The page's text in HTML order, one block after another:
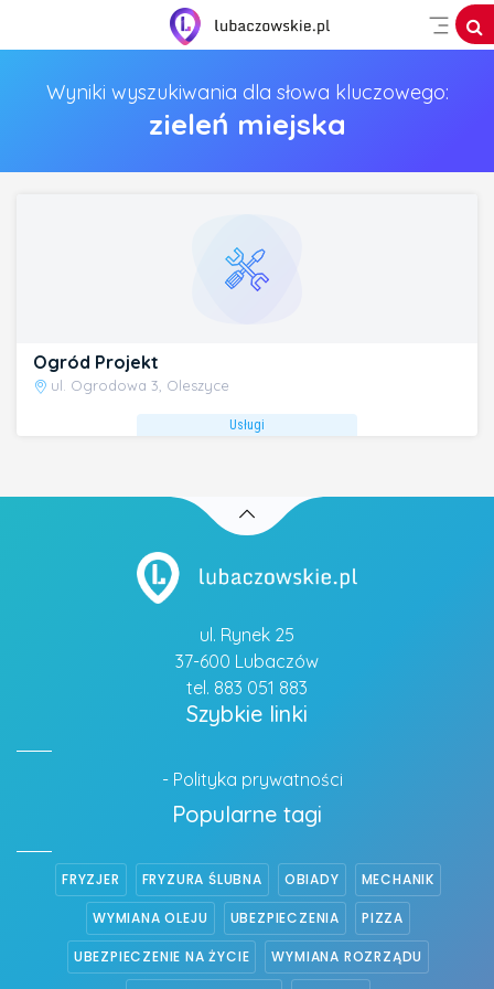
Wyniki wyszukiwania dla słowa kluczowego:
zieleń miejska
Ogród Projekt
ul. Ogrodowa 3, Oleszyce
Usługi
ul. Rynek 25
37-600 Lubaczów
tel. 883 051 883
Szybkie linki
- Polityka prywatności
Popularne tagi
FRYZJER FRYZURA ŚLUBNA OBIADY MECHANIK
WYMIANA OLEJU UBEZPIECZENIA PIZZA
UBEZPIECZENIE NA ŻYCIE WYMIANA ROZRZĄDU